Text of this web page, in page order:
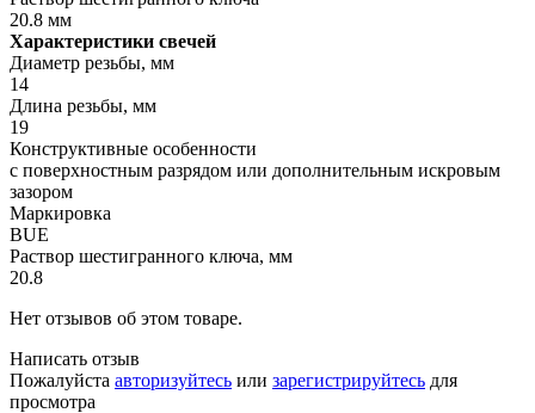
20.8 мм
Характеристики свечей
Диаметр резьбы, мм
14
Длина резьбы, мм
19
Конструктивные особенности
с поверхностным разрядом или дополнительным искровым
зазором
Маркировка
BUE
Раствор шестигранного ключа, мм
20.8
Нет отзывов об этом товаре.
Написать отзыв
Пожалуйста авторизуйтесь или зарегистрируйтесь для
просмотра